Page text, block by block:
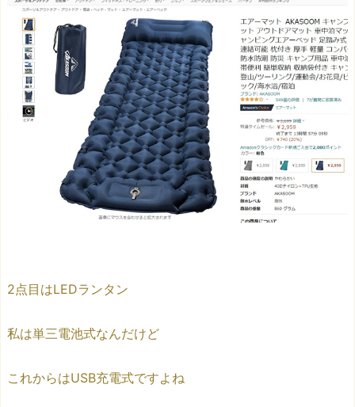
2点目はLEDランタン
私は単三電池式なんだけど
これからはUSB充電式ですよね